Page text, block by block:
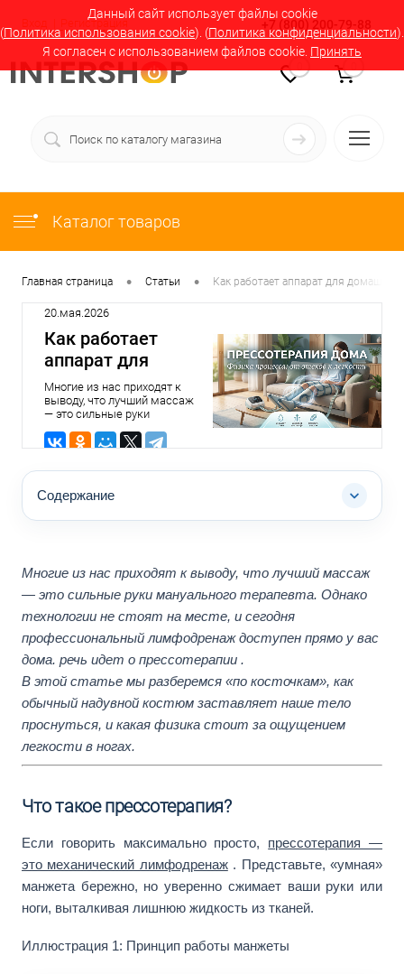
Данный сайт использует файлы cookie
(Политика использования cookie). (Политика конфиденциальности).
Я согласен с использованием файлов cookie. Принять
Вход Регистрация +7 (800) 200-79-88
Каталог товаров
Главная страница • Статьи • Как работает аппарат для
20.мая.2026
Как работает
аппарат для
домашней
прессотерапии:
физика процесса
простыми
словами
Многие из нас приходят к
выводу, что лучший массаж
— это сильные руки
Однако технологии не стоят
профессиональный
прямо у вас дома. речь идет
В этой статье мы
тело проснуться, и какая
физика стоит за ощущением
легкости в ногах.
Содержание
Многие из нас приходят к выводу, что лучший массаж
— это сильные руки мануального терапевта. Однако
технологии не стоят на месте, и сегодня
профессиональный лимфодренаж доступен прямо у вас
дома. речь идет о прессотерапии .
В этой статье мы разберемся «по косточкам», как
обычный надувной костюм заставляет наше тело
проснуться, и какая физика стоит за ощущением
легкости в ногах.
Что такое прессотерапия?
Если говорить максимально просто, прессотерапия —
это механический лимфодренаж. Представьте, «умная»
манжета бережно, но уверенно сжимает ваши руки или
ноги, выталкивая лишнюю жидкость из тканей.
Иллюстрация 1: Принцип работы манжеты